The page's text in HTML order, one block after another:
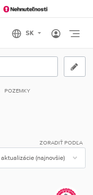
POZEMKY
ZORADIŤ PODĽA